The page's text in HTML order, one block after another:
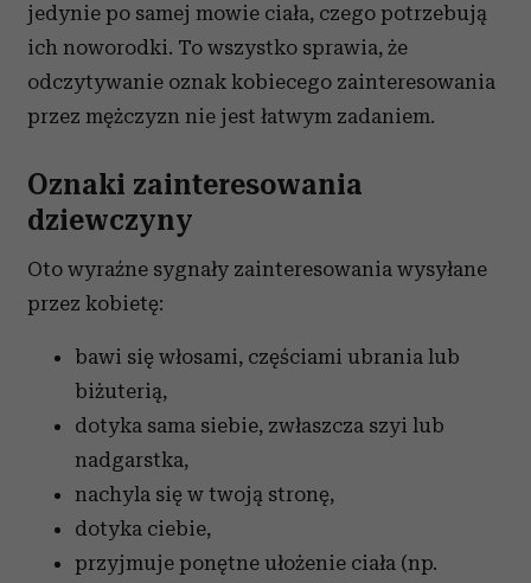
jedynie po samej mowie ciała, czego potrzebują
ich noworodki. To wszystko sprawia, że
odczytywanie oznak kobiecego zainteresowania
przez mężczyzn nie jest łatwym zadaniem.
Oznaki zainteresowania
dziewczyny
Oto wyraźne sygnały zainteresowania wysyłane
przez kobietę:
bawi się włosami, częściami ubrania lub
biżuterią,
dotyka sama siebie, zwłaszcza szyi lub
nadgarstka,
nachyla się w twoją stronę,
dotyka ciebie,
przyjmuje ponętne ułożenie ciała (np.